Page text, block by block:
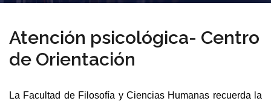
Atención psicológica- Centro
de Orientación
La Facultad de Filosofía y Ciencias Humanas recuerda la